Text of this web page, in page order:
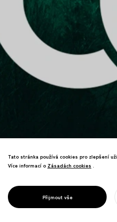
PROJECT
NEUTRÁLNÍ
KVOCIENT
Tato stránka používá cookies pro zlepšení
Více informací o Zásadách cookies
Zásadách cookies .
Přijmout vše